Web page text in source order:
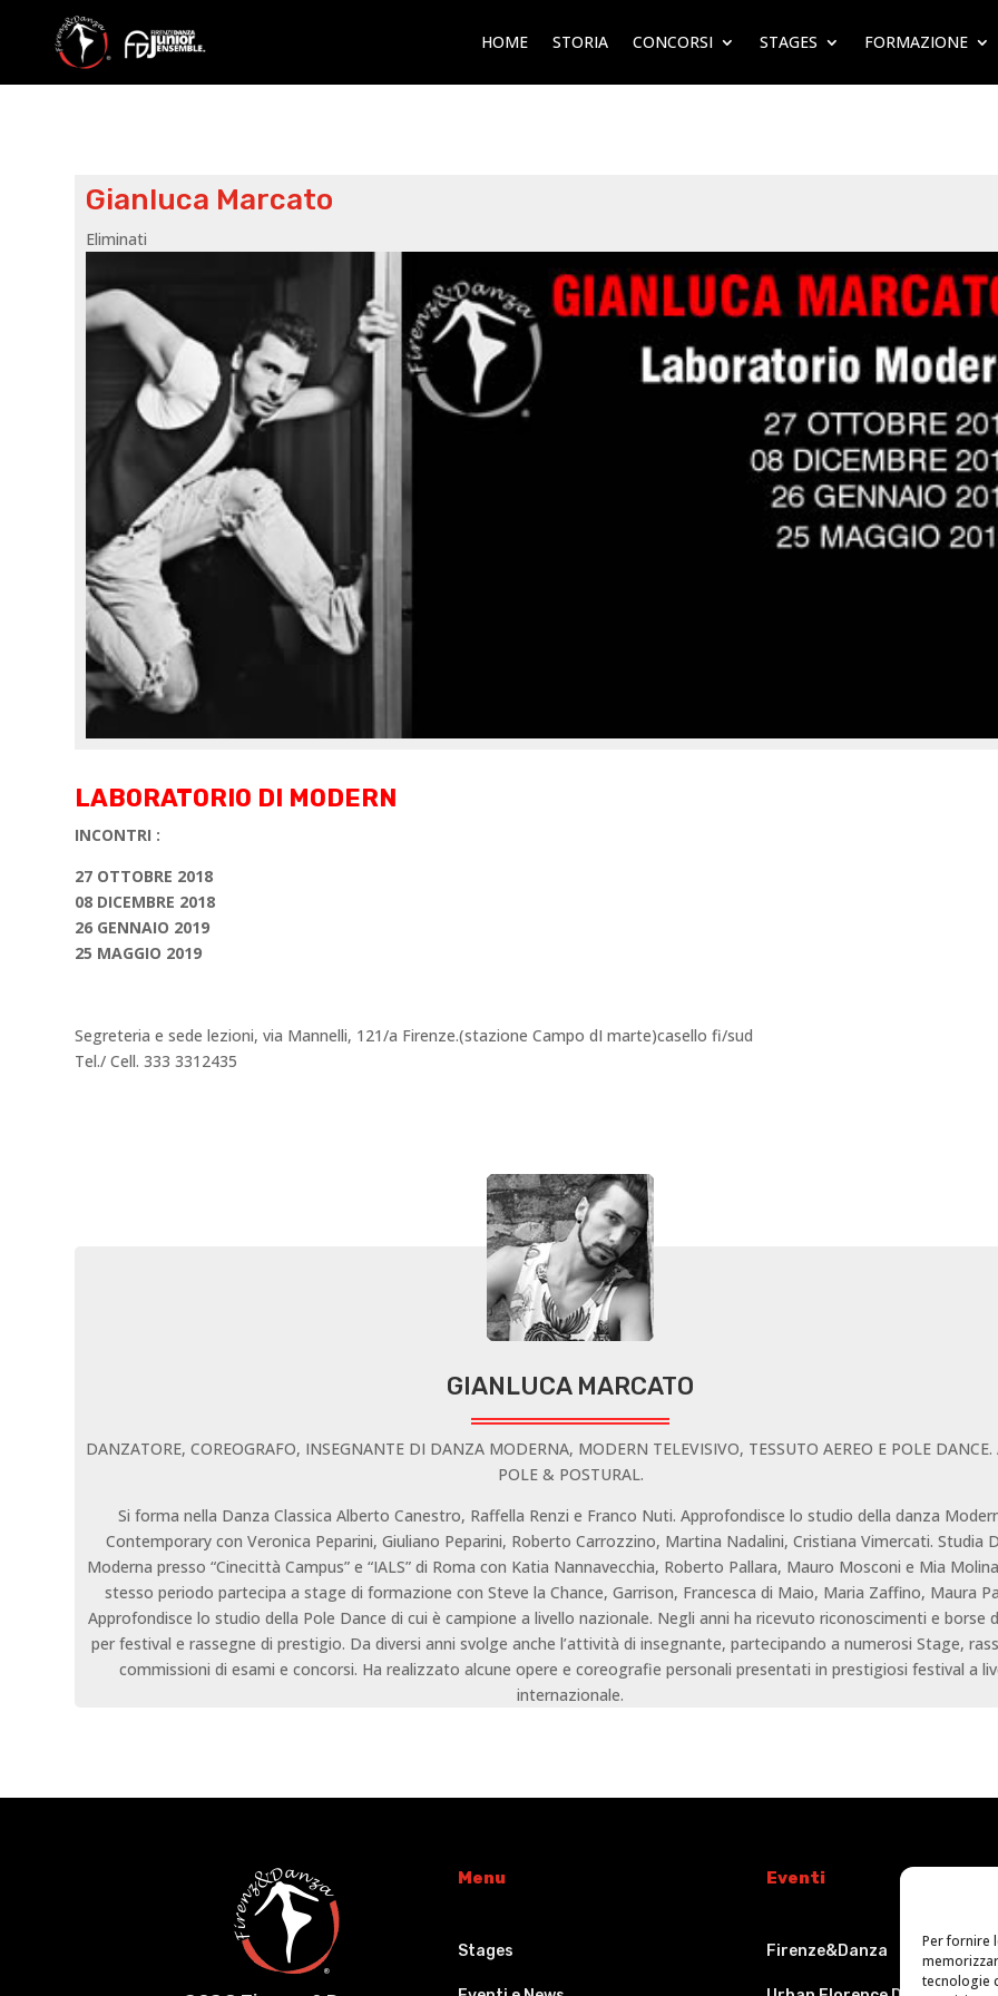
Per fornire
tecnologie
HOME STORIA CONCORSI STAGES FORMAZIONE
Gianluca Marcato
Eliminati
LABORATORIO DI MODERN
INCONTRI :
27 OTTOBRE 2018
08 DICEMBRE 2018
26 GENNAIO 2019
25 MAGGIO 2019
Segreteria e sede lezioni, via Mannelli, 121/a Firenze.(stazione Campo dI marte)casello fi/sud
Tel./ Cell. 333 3312435
GIANLUCA MARCATO
DANZATORE, COREOGRAFO, INSEGNANTE DI DANZA MODERNA, MODERN TELEVISIVO, TESSUTO AEREO E POLE DANCE.
POLE & POSTURAL.
Si forma nella Danza Classica Alberto Canestro, Raffella Renzi e Franco Nuti. Approfondisce lo studio della danza
Contemporary con Veronica Peparini, Giuliano Peparini, Roberto Carrozzino, Martina Nadalini, Cristiana Vimercati. Studia
Moderna presso “Cinecittà Campus” e “IALS” di Roma con Katia Nannavecchia, Roberto Pallara, Mauro Mosconi e Mia
stesso periodo partecipa a stage di formazione con Steve la Chance, Garrison, Francesca di Maio, Maria Zaffino, Maura
Approfondisce lo studio della Pole Dance di cui è campione a livello nazionale. Negli anni ha ricevuto riconoscimenti e borse
per festival e rassegne di prestigio. Da diversi anni svolge anche l’attività di insegnante, partecipando a numerosi Stage,
commissioni di esami e concorsi. Ha realizzato alcune opere e coreografie personali presentati in prestigiosi festival a
internazionale.
Menu
Stages
Eventi
Firenze&Danza